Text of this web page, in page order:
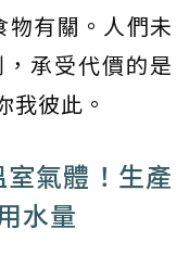
有關。人們未
承受代價的是
彼此。
氣體！生產
水量